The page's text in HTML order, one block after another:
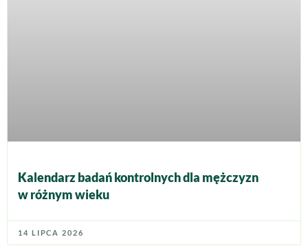
Kalendarz badań kontrolnych dla mężczyzn
w różnym wieku
14 LIPCA 2026